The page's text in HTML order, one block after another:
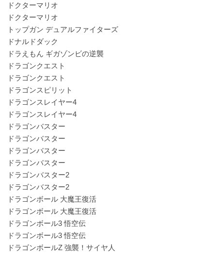
ドクターマリオ
ドクターマリオ
トップガン デュアルファイターズ
ドナルドダック
ドラえもん ギガゾンビの逆襲
ドラゴンクエスト
ドラゴンクエスト
ドラゴンスピリット
ドラゴンスレイヤー4
ドラゴンスレイヤー4
ドラゴンバスター
ドラゴンバスター
ドラゴンバスター
ドラゴンバスター
ドラゴンバスター2
ドラゴンバスター2
ドラゴンボール 大魔王復活
ドラゴンボール 大魔王復活
ドラゴンボール3 悟空伝
ドラゴンボール3 悟空伝
ドラゴンボールZ 強襲！サイヤ人